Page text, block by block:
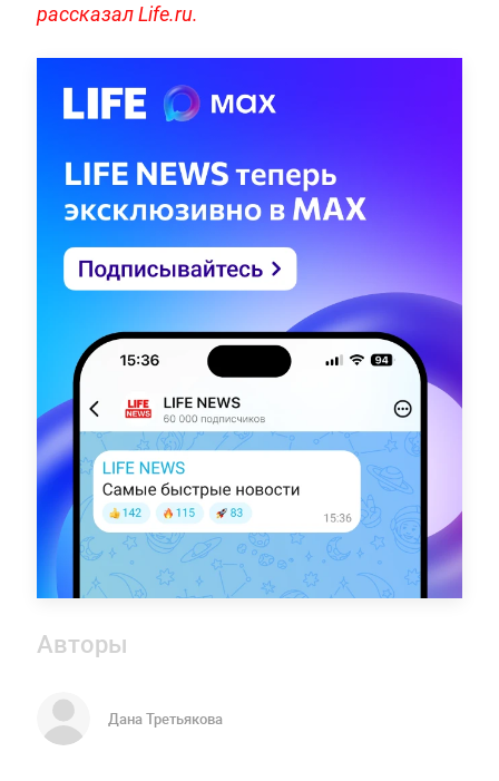
рассказал Life.ru.
Авторы
Дана Третьякова